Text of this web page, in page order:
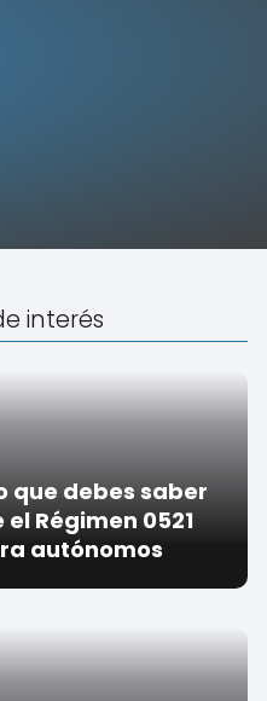
interés
que debes saber
el Régimen 0521
autónomos